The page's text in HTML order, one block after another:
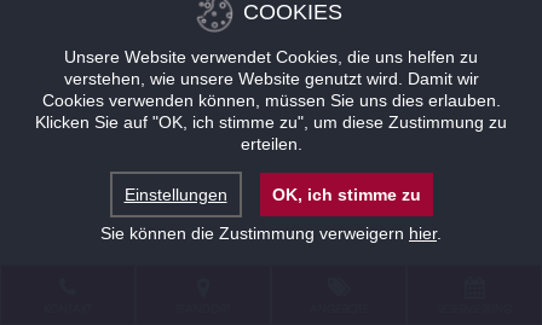
COOKIES
Unsere Website verwendet Cookies, die uns helfen zu
verstehen, wie unsere Website genutzt wird. Damit wir
Cookies verwenden können, müssen Sie uns dies erlauben.
Klicken Sie auf "OK, ich stimme zu", um diese Zustimmung zu
erteilen.
Einstellungen
OK, ich stimme zu
Sie können die Zustimmung verweigern hier.